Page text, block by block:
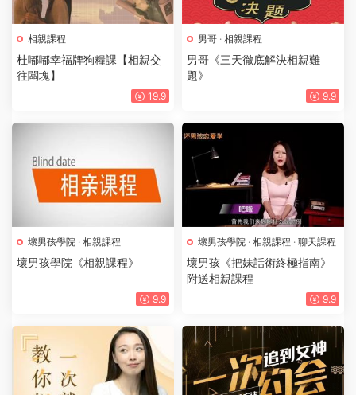
相親課程
杜嘟嘟幸福牌狗糧課【相親交
往闆塊】
19.9
男哥 · 相親課程
男哥《三天徹底解決相親難
題》
9.9
壞男孩學院 · 相親課程
壞男孩學院《相親課程》
9.9
壞男孩學院 · 相親課程 · 聊天課程
壞男孩《把妹話術終極指南》
附送相親課程
9.9